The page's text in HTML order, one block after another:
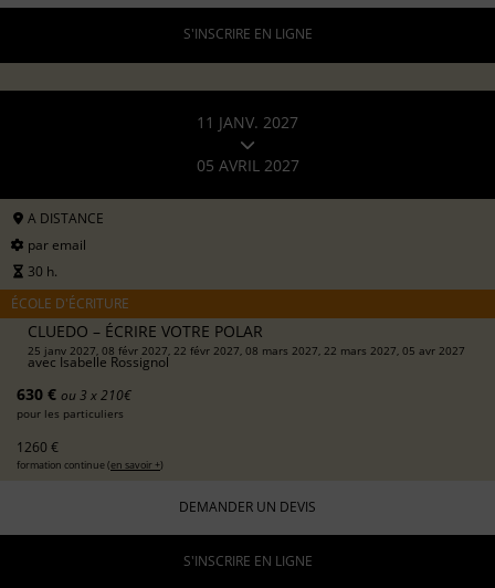
S'INSCRIRE EN LIGNE
11 JANV. 2027
05 AVRIL 2027
A DISTANCE
par email
30 h.
ÉCOLE D'ÉCRITURE
CLUEDO – ÉCRIRE VOTRE POLAR
25 janv 2027, 08 févr 2027, 22 févr 2027, 08 mars 2027, 22 mars 2027, 05 avr 2027
avec Isabelle Rossignol
630 € ou 3 x 210€
pour les particuliers
1260 €
formation continue (en savoir +)
DEMANDER UN DEVIS
S'INSCRIRE EN LIGNE